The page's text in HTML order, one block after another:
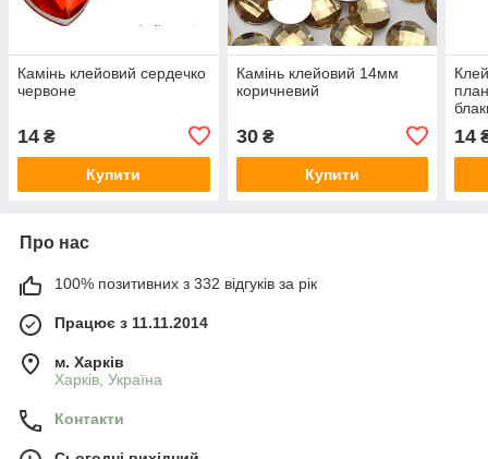
Камінь клейовий сердечко
червоне
14 ₴
Купити
Камінь клейовий 14мм
коричневий
30₴
Купити
14
Про нас
100% позитивних з 332 відгуків за рік
Працює з 11.11.2014
м. Харків
Харків, Україна
Контакти